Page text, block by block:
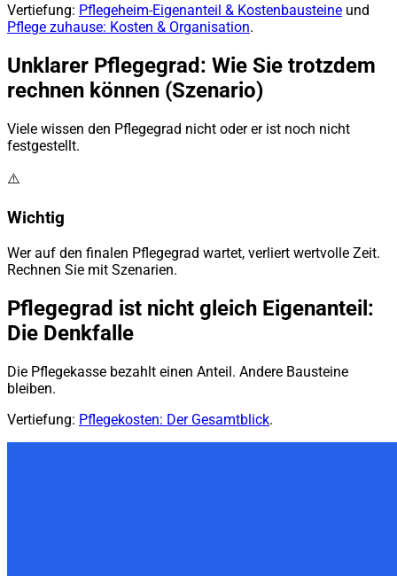
Vertiefung: Pflegeheim-Eigenanteil & Kostenbausteine und
Pflege zuhause: Kosten & Organisation.
Unklarer Pflegegrad: Wie Sie trotzdem
rechnen können (Szenario)
Viele wissen den Pflegegrad nicht oder er ist noch nicht
festgestellt.
⚠️
Wichtig
Wer auf den finalen Pflegegrad wartet, verliert wertvolle Zeit.
Rechnen Sie mit Szenarien.
Pflegegrad ist nicht gleich Eigenanteil:
Die Denkfalle
Die Pflegekasse bezahlt einen Anteil. Andere Bausteine
bleiben.
Vertiefung: Pflegekosten: Der Gesamtblick.